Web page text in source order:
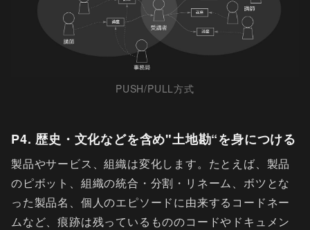
PUSH/PULL方式
P4. 歴史・文化などを含め"土地勘“を身につける
製品やサービス、組織は変化します。たとえば、製品
のピボット、組織の統合・分割・リネーム、ボツとな
った製品名、個人のエピソードに由来するコードネー
ムなど、痕跡は残っているもののコードやドキュメン